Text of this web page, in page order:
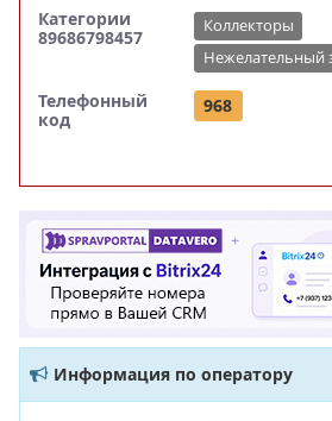
Категории
89686798457
Коллекторы
Нежелательный
Телефонный
код
968
Информация по оператору